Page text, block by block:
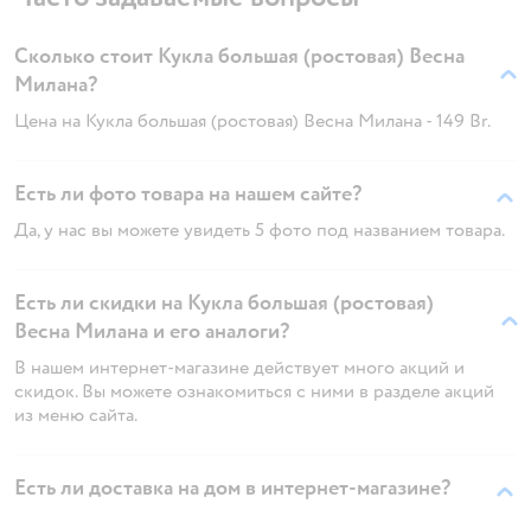
Сколько стоит Кукла большая (ростовая) Весна
Милана?
Цена на Кукла большая (ростовая) Весна Милана - 149 Br.
Есть ли фото товара на нашем сайте?
Да, у нас вы можете увидеть 5 фото под названием товара.
Есть ли скидки на Кукла большая (ростовая)
Весна Милана и его аналоги?
В нашем интернет-магазине действует много акций и
скидок. Вы можете ознакомиться с ними в разделе акций
из меню сайта.
Есть ли доставка на дом в интернет-магазине?